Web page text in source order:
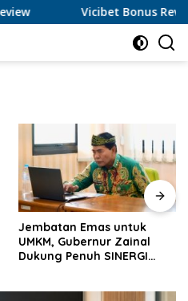
Vicibet Bonus Review für Spieler
Jembatan Emas untuk
UMKM, Gubernur Zainal
Dukung Penuh SINERGI